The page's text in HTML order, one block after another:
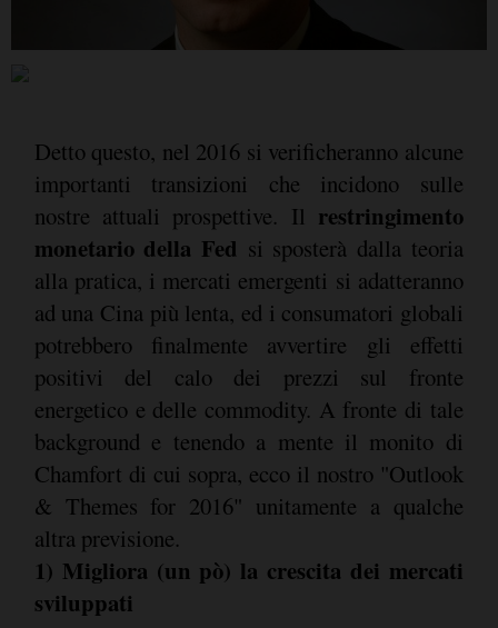
Detto questo, nel 2016 si verificheranno alcune
importanti transizioni che incidono sulle
nostre attuali prospettive. Il restringimento
monetario della Fed si sposterà dalla teoria
alla pratica, i mercati emergenti si adatteranno
ad una Cina più lenta, ed i consumatori globali
potrebbero finalmente avvertire gli effetti
positivi del calo dei prezzi sul fronte
energetico e delle commodity. A fronte di tale
background e tenendo a mente il monito di
Chamfort di cui sopra, ecco il nostro "Outlook
& Themes for 2016" unitamente a qualche
altra previsione.
1) Migliora (un pò) la crescita dei mercati
sviluppati